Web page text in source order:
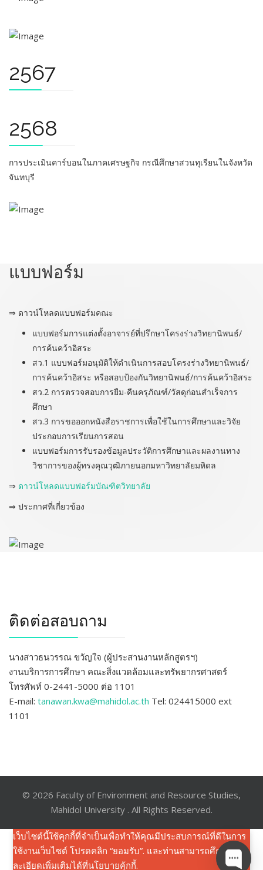
2567
2568
การประเมินคาร์บอนในภาคเศรษฐกิจ กรณีศึกษาสวนทุเรียนในจังหวัด
จันทบุรี
แบบฟอร์ม
⇒ ดาวน์โหลดแบบฟอร์มคณะ
แบบฟอร์มการแต่งตั้งอาจารย์ที่ปรึกษาโครงร่างวิทยานิพนธ์/
การค้นคว้าอิสระ
สว.1 แบบฟอร์มอนุมัติให้ดำเนินการสอบโครงร่างวิทยานิพนธ์/
การค้นคว้าอิสระ หรือสอบป้องกันวิทยานิพนธ์/การค้นคว้าอิสระ
สว.2 การตรวจสอบการยืม-คืนครุภัณฑ์/วัสดุก่อนสำเร็จการ
ศึกษา
สว.3 การขอออกหนังสือราชการเพื่อใช้ในการศึกษาและวิจัย
ประกอบการเรียนการสอน
แบบฟอร์มการรับรองข้อมูลประวัติการศึกษาและผลงานทาง
วิชาการของผู้ทรงคุณวุฒิภายนอกมหาวิทยาลัยมหิดล
⇒ ดาวน์โหลดแบบฟอร์มบัณฑิตวิทยาลัย
⇒ ประกาศที่เกี่ยวข้อง
ติดต่อสอบถาม
นางสาวธนวรรณ ขวัญใจ (ผู้ประสานงานหลักสูตรฯ)
งานบริการการศึกษา คณะสิ่งแวดล้อมและทรัพยากรศาสตร์
โทรศัพท์ 0-2441-5000 ต่อ 1101
E-mail: tanawan.kwa@mahidol.ac.th Tel: 024415000 ext
1101
© 2026 Faculty of Environment and Resource Studies,
Mahidol University . All Rights Reserved.
เว็บไซต์นี้ใช้คุกกี้ที่จำเป็นเพื่อทำให้คุณมีประสบการณ์ที่ดีในการ
ใช้งานเว็บไซต์ โปรดคลิก “ยอมรับ”. และท่านสามารถศึกษาราย
ละเอียดเพิ่มเติมได้ที่นโยบายคุ้กกี้.